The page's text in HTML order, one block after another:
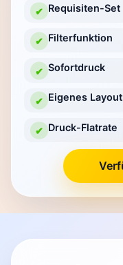
✔ Requisiten-Set
✔ Filterfunktion
✔ Sofortdruck
✔ Eigenes Layout
✔ Druck-Flatrate